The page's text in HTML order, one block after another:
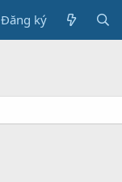
Đăng ký